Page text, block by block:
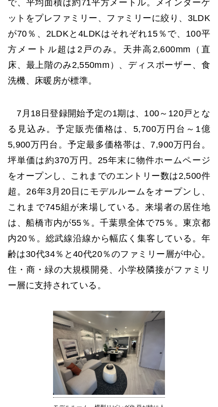
で、平均面積は約71平方メートル。メインターゲ
ットをプレファミリー、ファミリーに絞り、3LDK
が70％、2LDKと4LDKはそれぞれ15％で、100平
方メートル超は2戸のみ。天井高2,600mm（直
床、最上階のみ2,550mm）、ディスポーザー、食
洗機、床暖房が標準。
7月18日登録開始予定の1期は、100～120戸とな
る見込み。予定販売価格は、5,700万円台～1億
5,900万円台。予定最多価格帯は、7,900万円台。
坪単価は約370万円。25年末に物件ホームページ
をオープンし、これまでのエントリー数は2,500件
超。26年3月20日にモデルルームをオープンし、
これまで745組が来場している。来場者の居住地
は、船橋市内が55％。千葉県全体で75％。東京都
内20％。総武線沿線から幅広く集客している。年
齢は30代34％と40代20％のファミリー層が中心。
住・商・緑の大規模開発、小学校隣接がファミリ
ー層に支持されている。